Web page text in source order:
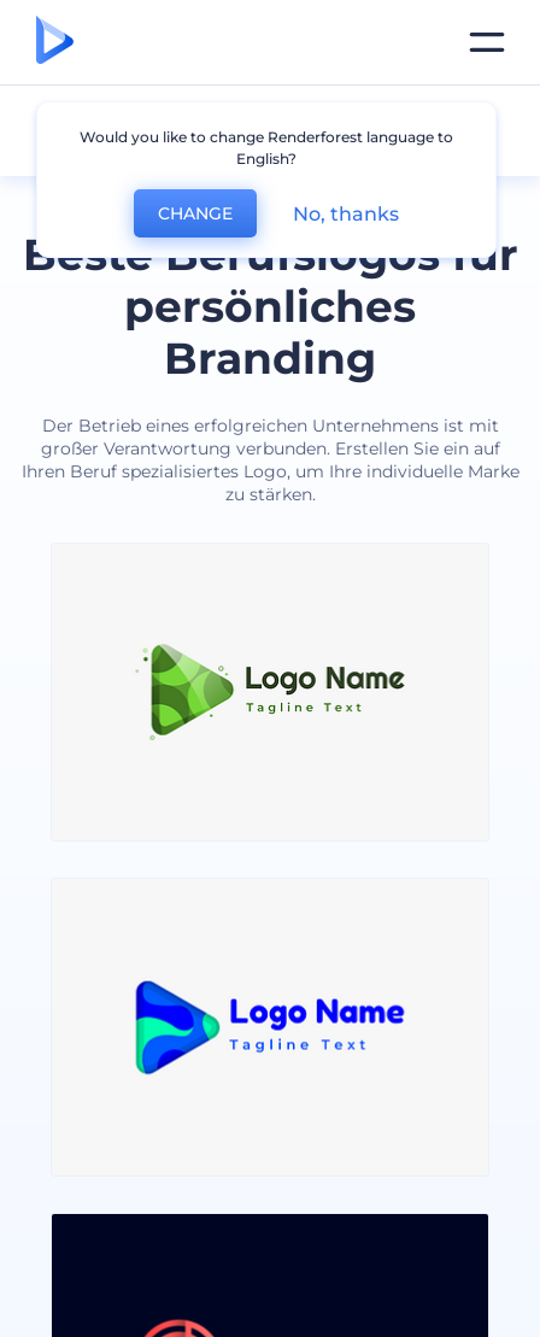
Beste Berufslogos für
persönliches
Branding
Der Betrieb eines erfolgreichen Unternehmens ist mit
großer Verantwortung verbunden. Erstellen Sie ein auf
Ihren Beruf spezialisiertes Logo, um Ihre individuelle Marke
zu stärken.
Beruf
Would you like to change Renderforest language to
English?
CHANGE No, thanks